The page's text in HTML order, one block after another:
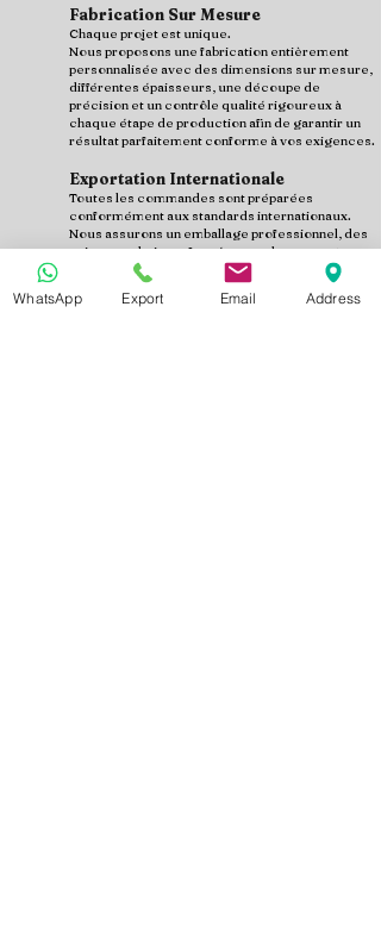
Fabrication Sur Mesure
Chaque projet est unique.
Nous proposons une fabrication entièrement
personnalisée avec des dimensions sur mesure,
différentes épaisseurs, une découpe de
précision et un contrôle qualité rigoureux à
chaque étape de production afin de garantir un
résultat parfaitement conforme à vos exigences.
Exportation Internationale
Toutes les commandes sont préparées
conformément aux standards internationaux.
Nous assurons un emballage professionnel, des
caisses en bois renforcées, un chargement
sécurisé des conteneurs ainsi que des
expéditions en FOB ou CIF vers la France, la
Belgique, la Suisse, le Luxembourg, l'Algérie, le
WhatsApp Export Email Address